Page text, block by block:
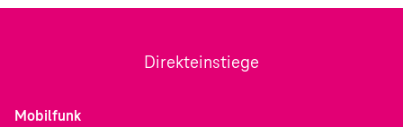
Direkteinstiege
Mobilfunk